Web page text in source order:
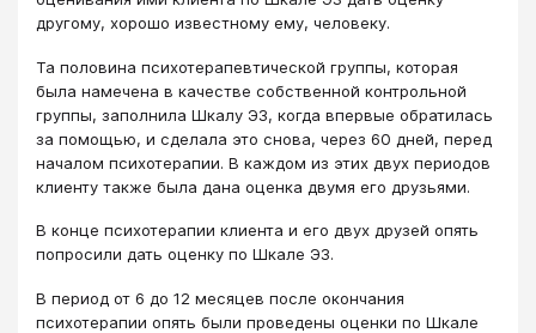
другому, хорошо известному ему, человеку.
Та половина психотерапевтической группы, которая
была намечена в качестве собственной контрольной
группы, заполнила Шкалу ЭЗ, когда впервые обратилась
за помощью, и сделала это снова, через 60 дней, перед
началом психотерапии. В каждом из этих двух периодов
клиенту также была дана оценка двумя его друзьями.
В конце психотерапии клиента и его двух друзей опять
попросили дать оценку по Шкале ЭЗ.
В период от 6 до 12 месяцев после окончания
психотерапии опять были проведены оценки по Шкале